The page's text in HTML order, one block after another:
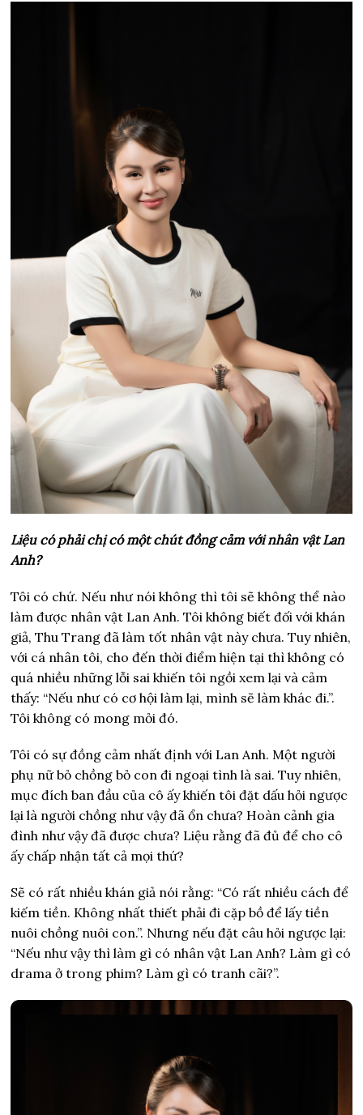
Liệu có phải chị có một chút đồng cảm với nhân vật Lan
Anh?
Tôi có chứ. Nếu như nói không thì tôi sẽ không thể nào
làm được nhân vật Lan Anh. Tôi không biết đối với khán
giả, Thu Trang đã làm tốt nhân vật này chưa. Tuy nhiên,
với cá nhân tôi, cho đến thời điểm hiện tại thì không có
quá nhiều những lỗi sai khiến tôi ngồi xem lại và cảm
thấy: “Nếu như có cơ hội làm lại, mình sẽ làm khác đi.”.
Tôi không có mong mỏi đó.
Tôi có sự đồng cảm nhất định với Lan Anh. Một người
phụ nữ bỏ chồng bỏ con đi ngoại tình là sai. Tuy nhiên,
mục đích ban đầu của cô ấy khiến tôi đặt dấu hỏi ngược
lại là người chồng như vậy đã ổn chưa? Hoàn cảnh gia
đình như vậy đã được chưa? Liệu rằng đã đủ để cho cô
ấy chấp nhận tất cả mọi thứ?
Sẽ có rất nhiều khán giả nói rằng: “Có rất nhiều cách để
kiếm tiền. Không nhất thiết phải đi cặp bồ để lấy tiền
nuôi chồng nuôi con.”. Nhưng nếu đặt câu hỏi ngược lại:
“Nếu như vậy thì làm gì có nhân vật Lan Anh? Làm gì có
drama ở trong phim? Làm gì có tranh cãi?”.